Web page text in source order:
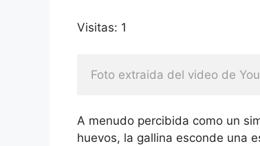
Visitas: 1
Foto extraida del video de
A menudo percibida como un
huevos, la gallina esconde una